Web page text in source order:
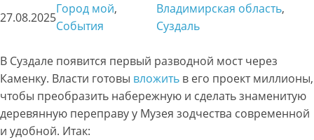
27.08.2025
Город мой
События
Владимирская область
Суздаль
В Суздале появится первый разводной мост через
Каменку. Власти готовы вложить в его проект миллионы,
чтобы преобразить набережную и сделать знаменитую
деревянную переправу у Музея зодчества современной
и удобной. Итак: